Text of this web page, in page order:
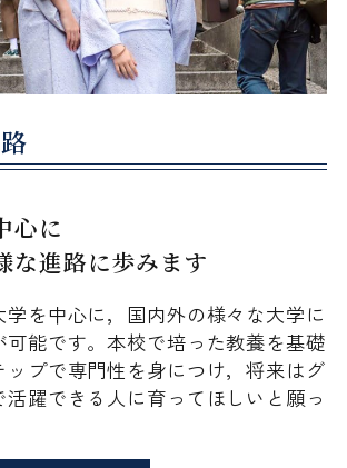
心に
な進路に歩みます
を中心に，国内外の様々な大学に
能です。本校で培った教養を基礎
ップで専門性を身につけ，将来はグ
活躍できる人に育ってほしいと願っ